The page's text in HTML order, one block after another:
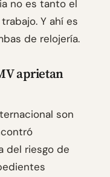
no es tanto el
Y ahí es
de relojería.
aprietan
son
del riesgo de